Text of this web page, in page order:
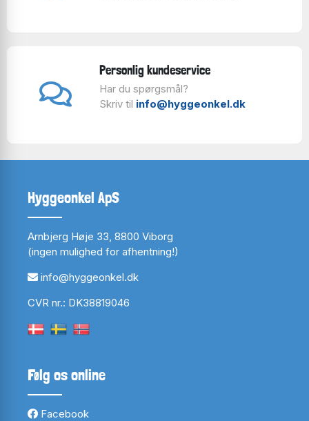
Personlig kundeservice
Har du spørgsmål?
Skriv til info@hyggeonkel.dk
Hyggeonkel ApS
Arnbjerg Høje 33, 8800 Viborg
(ingen mulighed for afhentning!)
info@hyggeonkel.dk
CVR nr.: DK38819046
Følg os online
Facebook